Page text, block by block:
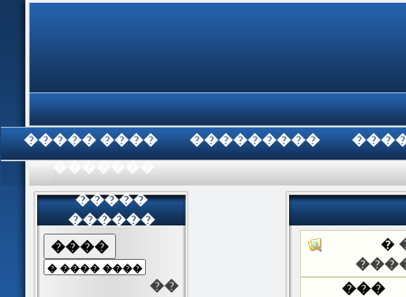
���� ����� ���������
�����
������
��
�
���